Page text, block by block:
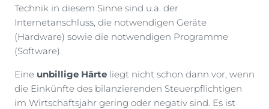
Technik in diesem Sinne sind u.a. der
Internetanschluss, die notwendigen Geräte
(Hardware) sowie die notwendigen Programme
(Software).
Eine unbillige Härte liegt nicht schon dann vor, wenn
die Einkünfte des bilanzierenden Steuerpflichtigen
im Wirtschaftsjahr gering oder negativ sind. Es ist